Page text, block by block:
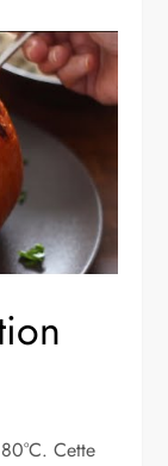
Cette